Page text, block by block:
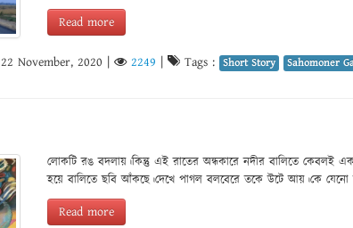
Read more
22 November, 2020 | 2249 | Tags : Short Story Sahomoner
লোকটি রঙ বদলায়।কিন্তু এই রাতের অন্ধকারে নদীর বালিতে কেবলই
হয়ে বালিতে ছবি আঁকছে।দেখে পাগল বলবেরে তকে উটে আয়।কে যেনো
Read more